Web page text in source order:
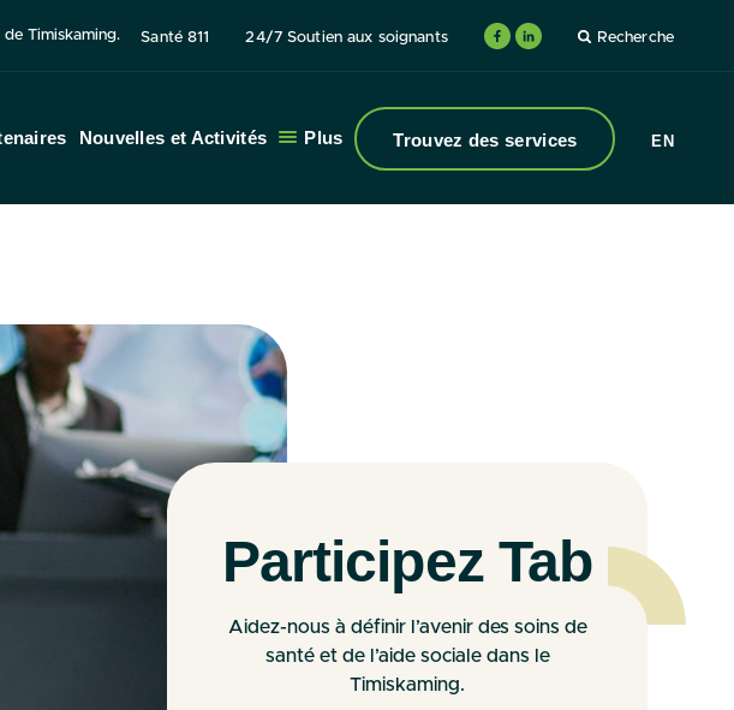
de Timiskaming. Santé 811 24/7 Soutien aux soignants Recherche
Nouvelles et Activités Plus Trouvez des services EN
Participez Tab
Aidez-nous à définir l’avenir des soins de
santé et de l’aide sociale dans le
Timiskaming.